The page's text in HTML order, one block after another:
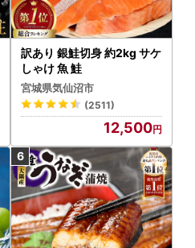
訳あり 銀鮭切身 約2kg サケ
しゃけ 魚 鮭
宮城県気仙沼市
(2511)
12,500